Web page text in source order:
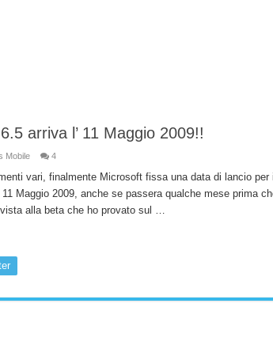
arriva l’ 11 Maggio 2009!!
Mobile 4
vari, finalmente Microsoft fissa una data di lancio per
11 Maggio 2009, anche se passera qualche mese prima
alla beta che ho provato sul …